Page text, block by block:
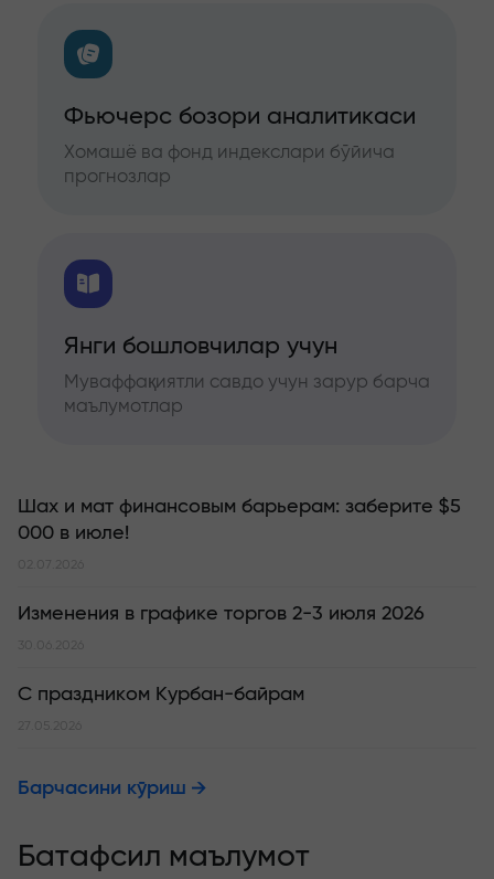
Фьючерс бозори аналитикаси
Хомашё ва фонд индекслари бўйича
прогнозлар
Янги бошловчилар учун
Муваффақиятли савдо учун зарур барча
маълумотлар
Шах и мат финансовым барьерам: заберите $5
000 в июле!
02.07.2026
Изменения в графике торгов 2-3 июля 2026
30.06.2026
С праздником Курбан-байрам
27.05.2026
Барчасини кўриш
Батафсил маълумот